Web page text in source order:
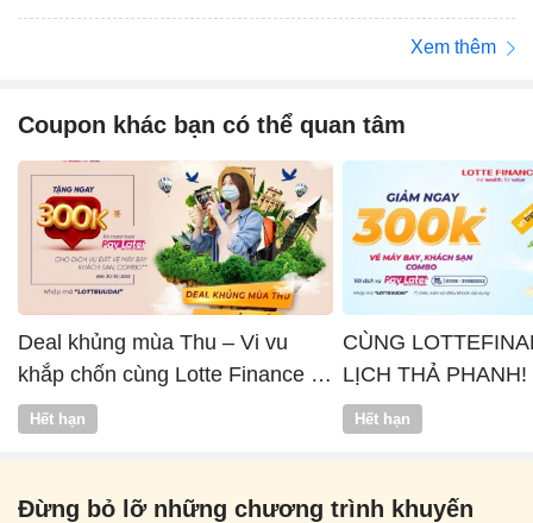
Xem thêm
Coupon khác bạn có thể quan tâm
Deal khủng mùa Thu – Vi vu
khắp chốn cùng Lotte Finance x
Vntrip
Hết hạn
CÙNG
LỊCH THẢ PHANH!
Hết hạn
Đừng bỏ lỡ những chương trình khuyến